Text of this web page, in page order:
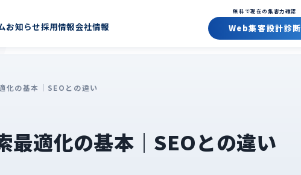
お知らせ採用情報会社情報
無料で現在の集客力確認
Web集客設計診断
化の基本｜SEOとの違い
適化の基本｜SEOとの違い